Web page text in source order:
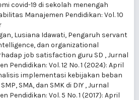
covid-19 di sekolah menengah
Manajemen Pendidikan: Vol. 10
Lusiana Idawati, Pengaruh servant
dan organizational
job satisfaction guru SD ,Jurnal
Pendidikan: Vol. 12 No. 1 (2024): April
implementasi kebijakan beban
SMA, dan SMK di DIY ,Jurnal
Pendidikan: Vol. 5 No. 1 (2017): April